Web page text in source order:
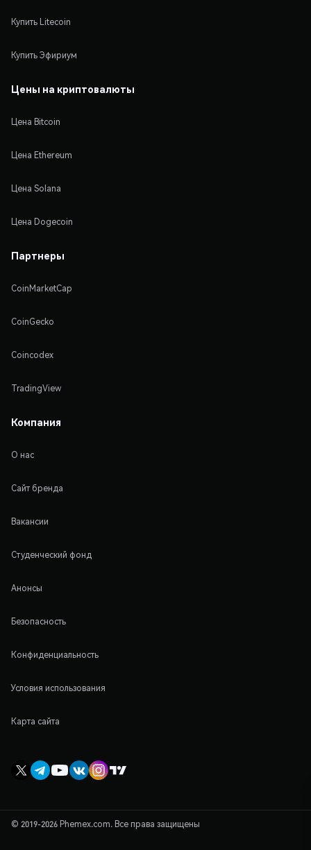
Купить Litecoin
Купить Эфириум
Цены на криптовалюты
Цена Bitcoin
Цена Ethereum
Цена Solana
Цена Dogecoin
Партнеры
CoinMarketCap
CoinGecko
Coincodex
TradingView
Компания
О нас
Сайт бренда
Вакансии
Студенческий фонд
Анонсы
Безопасность
Конфиденциальность
Условия использования
Карта сайта
© 2019-2026 Phemex.com. Все права защищены